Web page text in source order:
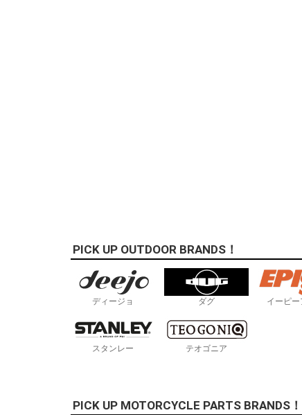
PICK UP OUTDOOR BRANDS！
ディージョ ダグ イーピー
スタンレー テオゴニア
PICK UP MOTORCYCLE PARTS BRANDS！